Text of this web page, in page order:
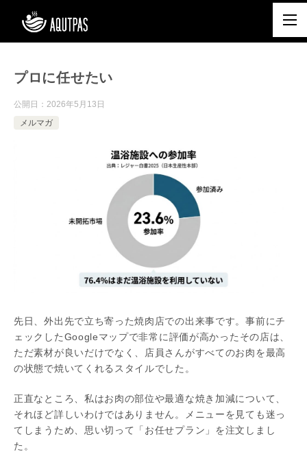
プロに任せたい
公開日： 2026年5月13日
メルマガ
先日、外出先で立ち寄った焼肉店での出来事です。事前にチ
ェックしたGoogleマップで非常に評価が高かったその店は、
ただ素材が良いだけでなく、店員さんがすべてのお肉を最高
の状態で焼いてくれるスタイルでした。
正直なところ、私はお肉の部位や最適な焼き加減について、
それほど詳しいわけではありません。メニューを見ても迷っ
てしまうため、思い切って「お任せプラン」を注文しまし
た。